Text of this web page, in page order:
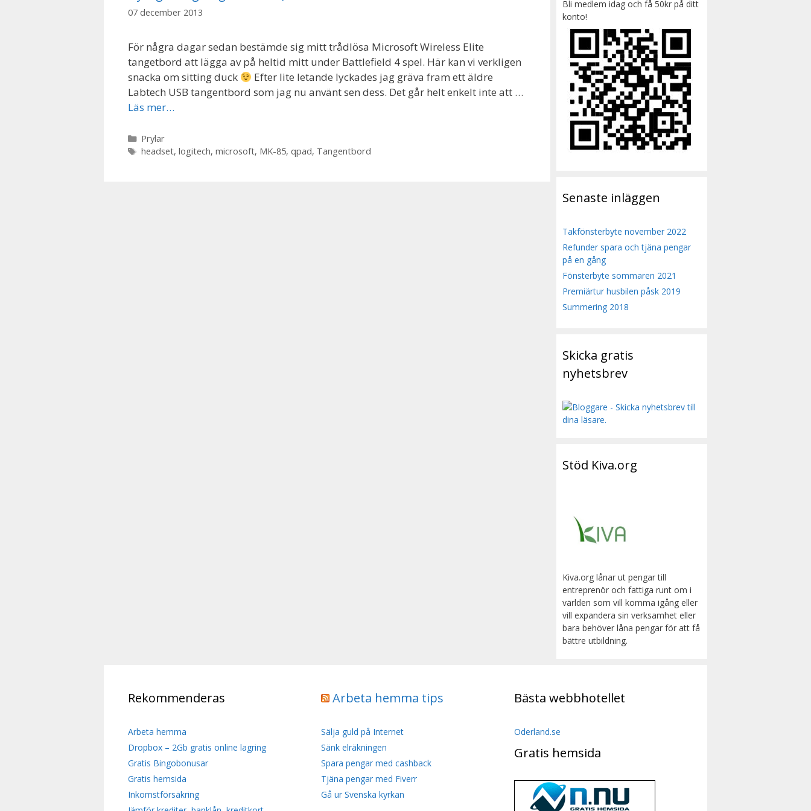
07 december 2013
För några dagar sedan bestämde sig mitt trådlösa Microsoft Wireless Elite
tangetbord att lägga av på heltid mitt under Battlefield 4 spel. Här kan vi verkligen
snacka om sitting duck
Efter lite letande lyckades jag gräva fram ett äldre
Labtech USB tangentbord som jag nu använt sen dess. Det går helt enkelt inte att …
Läs mer…
Kategorier
Prylar
Etiketter
headset, logitech, microsoft, MK-85, qpad, Tangentbord
Bli medlem idag och få 50kr på ditt
konto!
Senaste inläggen
Takfönsterbyte november 2022
Refunder spara och tjäna pengar
på en gång
Fönsterbyte sommaren 2021
Premiärtur husbilen påsk 2019
Summering 2018
Skicka gratis
nyhetsbrev
Stöd Kiva.org
Kiva.org lånar ut pengar till
entreprenör och fattiga runt om i
världen som vill komma igång eller
vill expandera sin verksamhet eller
bara behöver låna pengar för att få
bättre utbildning.
Rekommenderas
Arbeta hemma
Dropbox – 2Gb gratis online lagring
Gratis Bingobonusar
Gratis hemsida
Inkomstförsäkring
Arbeta hemma tips
Sälja guld på Internet
Sänk elräkningen
Spara pengar med cashback
Tjäna pengar med Fiverr
Gå ur Svenska kyrkan
Bästa webbhotellet
Oderland.se
Gratis hemsida